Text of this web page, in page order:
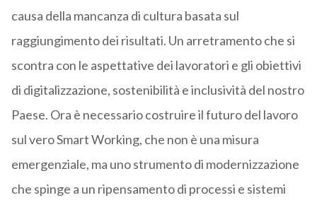
causa della mancanza di cultura basata sul
raggiungimento dei risultati. Un arretramento che si
scontra con le aspettative dei lavoratori e gli obiettivi
di digitalizzazione, sostenibilità e inclusività del nostro
Paese. Ora è necessario costruire il futuro del lavoro
sul vero Smart Working, che non è una misura
emergenziale, ma uno strumento di modernizzazione
che spinge a un ripensamento di processi e sistemi